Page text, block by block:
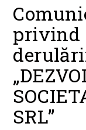
privind
SRL”